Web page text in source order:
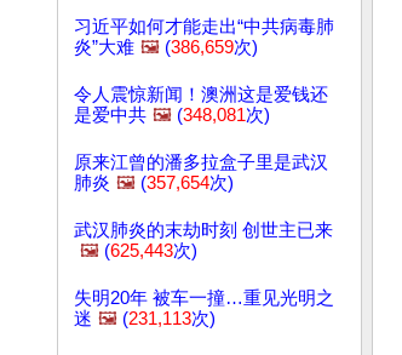
习近平如何才能走出“中共病毒肺
炎”大难 🖼️ (386,659次)
令人震惊新闻！澳洲这是爱钱还
是爱中共 🖼️ (348,081次)
原来江曾的潘多拉盒子里是武汉
肺炎 🖼️ (357,654次)
武汉肺炎的末劫时刻 创世主已来
🖼️ (625,443次)
失明20年 被车一撞…重见光明之
迷 🖼️ (231,113次)